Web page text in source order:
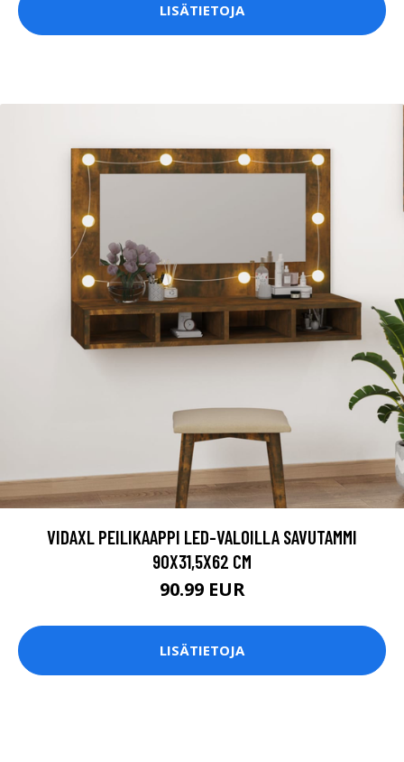
LISÄTIETOJA
VIDAXL PEILIKAAPPI LED-VALOILLA SAVUTAMMI
90X31,5X62 CM
90.99 EUR
LISÄTIETOJA